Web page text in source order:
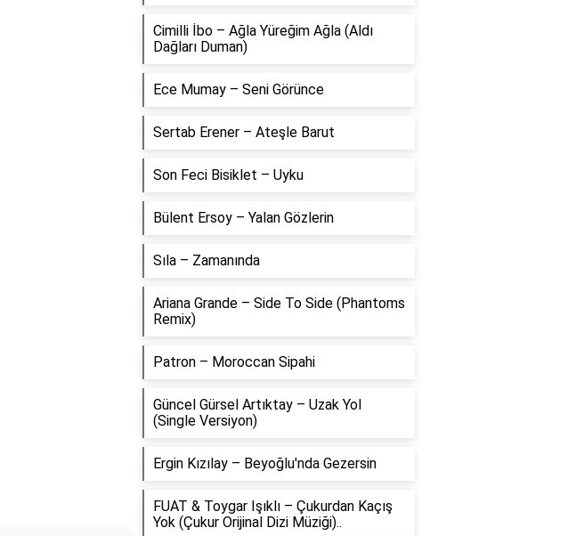
Cimilli İbo – Ağla Yüreğim Ağla (Aldı
Dağları Duman)
Ece Mumay – Seni Görünce
Sertab Erener – Ateşle Barut
Son Feci Bisiklet – Uyku
Bülent Ersoy – Yalan Gözlerin
Sıla – Zamanında
Ariana Grande – Side To Side (Phantoms
Remix)
Patron – Moroccan Sipahi
Güncel Gürsel Artıktay – Uzak Yol
(Single Versiyon)
Ergin Kızılay – Beyoğlu'nda Gezersin
FUAT & Toygar Işıklı – Çukurdan Kaçış
Yok (Çukur Orijinal Dizi Müziği)..